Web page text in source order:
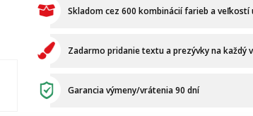
Skladom cez 600 kombinácií farieb a
Zadarmo pridanie textu a prezývky na každý
Garancia výmeny/vrátenia 90 dní